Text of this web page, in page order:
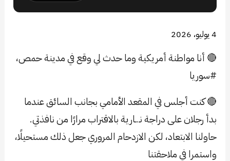
4 يوليو، 2026
🔴 أنا مواطنة أمريكية وما حدث لي وقع في مدينة حمص،
#سوريا
🔴 كنت أجلس في المقعد الأمامي بجانب السائق عندما
بدأ رجلان على دراجة نـ.ـارية بالاقتراب مرارًا من نافذتي.
حاولنا الابتعاد، لكن الازدحام المروري جعل ذلك مستحيلًا،
واستمرا في ملاحقتنا